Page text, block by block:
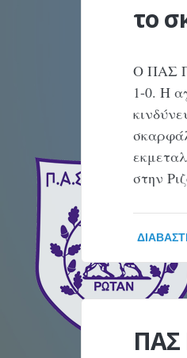
το
Ο ΠΑΣ
1-0. Η
στην
ΠΑΣ